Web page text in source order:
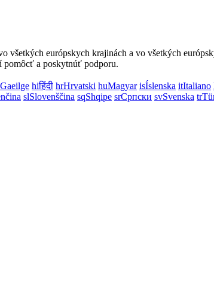
všetkých európskych krajinách a vo všetkých
pomôcť a poskytnúť podporu.
Gaeilge hiहिंदी hrHrvatski huMagyar isÍslenska itItaliano
slSlovenščina sqShqipe srСрпски svSvenska tr